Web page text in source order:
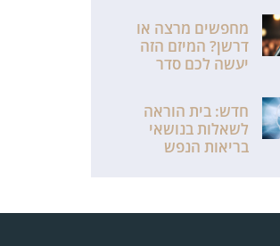
מחפשים מרצה או
דרשן? המיזם הזה
יעשה לכם סדר
חדש: בית הוראה
לשאלות בנושאי
בריאות הנפש